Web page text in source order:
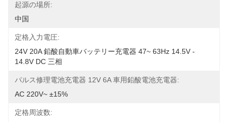
起源の場所:
中国
定格入力電圧:
24V 20A 鉛酸自動車バッテリー充電器 47~ 63Hz 14.5V -
14.8V DC 三相
パルス修理電池充電器 12V 6A 車用鉛酸電池充電器:
AC 220V~ ±15%
定格周波数: